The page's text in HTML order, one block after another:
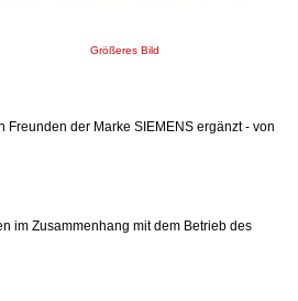
Größeres Bild
der Marke SIEMENS ergänzt - von
im Zusammenhang mit dem Betrieb des